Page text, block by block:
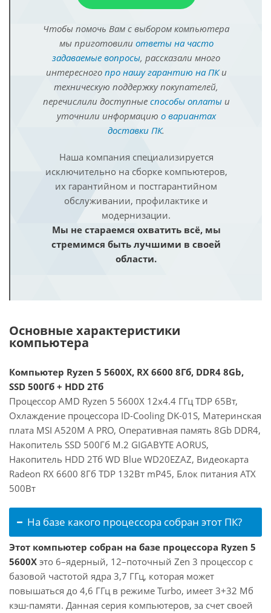
Чтобы помочь Вам с выбором компьютера
мы приготовили ответы на часто
задаваемые вопросы, рассказали много
интересного про нашу гарантию на ПКи
техническую поддержку покупателей,
перечислили доступные способы оплатыи
уточнили информацию о вариантах
доставки ПК.
Наша компания специализируется
исключительно на сборке компьютеров,
их гарантийном и постгарантийном
обслуживании, профилактике и
модернизации.
Мы не стараемся охватить всё, мы
стремимся быть лучшими в своей
области.
Основные характеристики
компьютера
Компьютер Ryzen 5 5600X, RX 6600 8Гб, DDR4 8Gb,
SSD 500Гб + HDD 2Тб
Процессор AMD Ryzen 5 5600X 12x4.4 ГГц TDP 65Вт,
Охлаждение процессора ID-Cooling DK-01S, Материнская
плата MSI A520M A PRO, Оперативная память 8Gb DDR4,
Накопитель SSD 500Гб M.2 GIGABYTE AORUS,
Накопитель HDD 2Тб WD Blue WD20EZAZ, Видеокарта
Radeon RX 6600 8Гб TDP 132Вт mP45, Блок питания ATX
500Вт
На базе какого процессора собран этот ПК?
Этот компьютер собран на базе процессора Ryzen 5
5600X это 6–ядерный, 12–поточный Zen 3 процессор с
базовой частотой ядра 3,7 ГГц, которая может
повышаться до 4,6 ГГц в режиме Turbo, имеет 3+32 Мб
кэш-памяти. Данная серия компьютеров, за счет своей